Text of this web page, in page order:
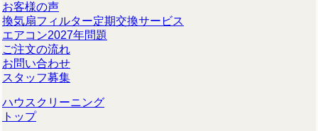
お客様の声
換気扇フィルター定期交換サービス
エアコン2027年問題
ご注文の流れ
お問い合わせ
スタッフ募集
ハウスクリーニング
トップ